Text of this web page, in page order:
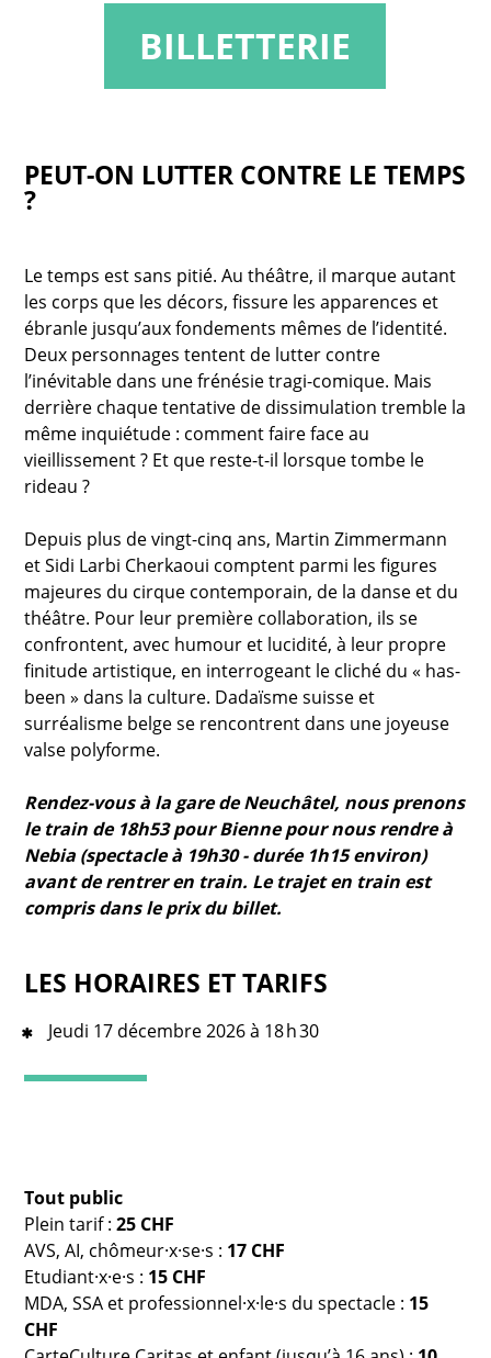
BILLETTERIE
PEUT-ON LUTTER CONTRE LE TEMPS
?
Le temps est sans pitié. Au théâtre, il marque autant
les corps que les décors, fissure les apparences et
ébranle jusqu’aux fondements mêmes de l’identité.
Deux personnages tentent de lutter contre
l’inévitable dans une frénésie tragi-comique. Mais
derrière chaque tentative de dissimulation tremble la
même inquiétude : comment faire face au
vieillissement ? Et que reste-t-il lorsque tombe le
rideau ?
Depuis plus de vingt-cinq ans, Martin Zimmermann
et Sidi Larbi Cherkaoui comptent parmi les figures
majeures du cirque contemporain, de la danse et du
théâtre. Pour leur première collaboration, ils se
confrontent, avec humour et lucidité, à leur propre
finitude artistique, en interrogeant le cliché du « has-
been » dans la culture. Dadaïsme suisse et
surréalisme belge se rencontrent dans une joyeuse
valse polyforme.
Rendez-vous à la gare de Neuchâtel, nous prenons
le train de 18h53 pour Bienne pour nous rendre à
Nebia (spectacle à 19h30 - durée 1h15 environ)
avant de rentrer en train. Le trajet en train est
compris dans le prix du billet.
LES HORAIRES ET TARIFS
Jeudi 17 décembre 2026 à 18 h 30
Tout public
Plein tarif :25 CHF
AVS, AI, chômeur·x·se·s : 17 CHF
Etudiant·x·e·s : 15 CHF
MDA, SSA et professionnel·x·le·s du spectacle : 15
CHF